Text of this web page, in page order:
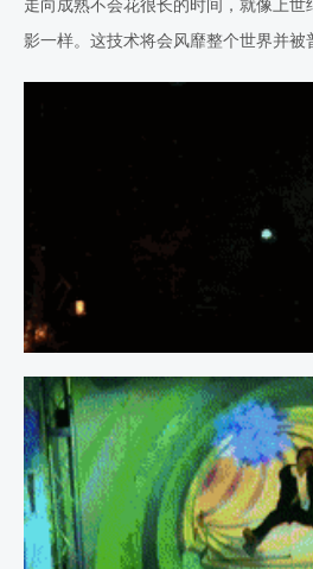
走向成熟不会花很长的时间，就像上
影一样。这技术将会风靡整个世界并被